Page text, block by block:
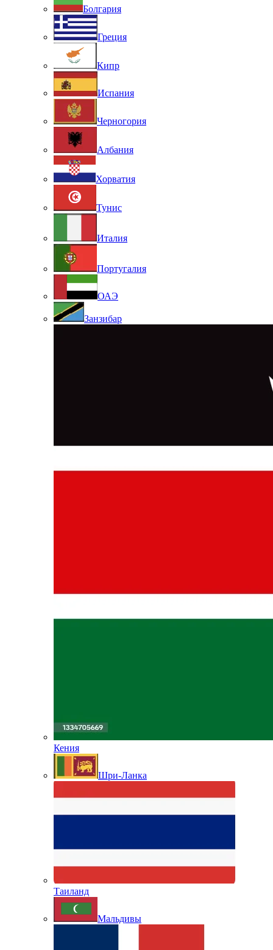
Болгария
Греция
Кипр
Испания
Черногория
Албания
Хорватия
Тунис
Италия
Португалия
ОАЭ
Занзибар
Кения
Шри-Ланка
Таиланд
Мальдивы